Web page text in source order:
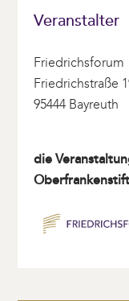
Veranstalter
Friedrichsforum
Friedrichstraße
95444 Bayreuth
die